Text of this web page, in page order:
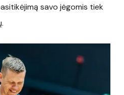
savo jėgomis tiek